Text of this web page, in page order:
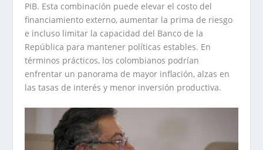
PIB. Esta combinación puede elevar el costo del
financiamiento externo, aumentar la prima de riesgo
e incluso limitar la capacidad del Banco de la
República para mantener políticas estables. En
términos prácticos, los colombianos podrían
enfrentar un panorama de mayor inflación, alzas en
las tasas de interés y menor inversión productiva.